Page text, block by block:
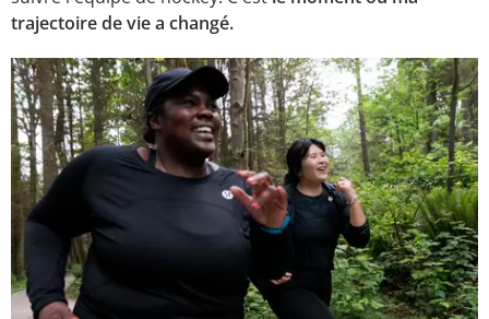
trajectoire de vie a changé.